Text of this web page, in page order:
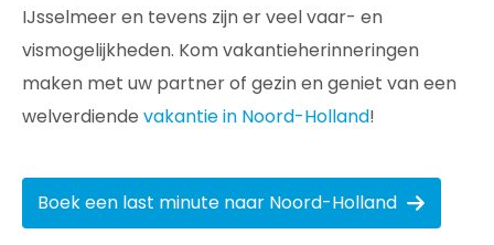
IJsselmeer en tevens zijn er veel vaar- en
vismogelijkheden. Kom vakantieherinneringen
maken met uw partner of gezin en geniet van een
welverdiende vakantie in Noord-Holland!
Boek een last minute naar Noord-Holland